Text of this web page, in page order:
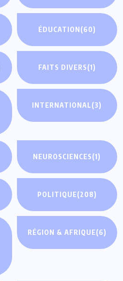
ÉDUCATION(60)
FAITS DIVERS(1)
INTERNATIONAL(3)
NEUROSCIENCES(1)
POLITIQUE(208)
RÉGION & AFRIQUE(6)